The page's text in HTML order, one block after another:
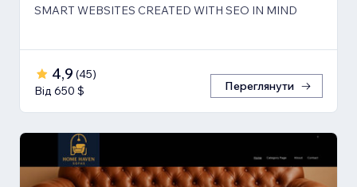
SMART WEBSITES CREATED WITH SEO IN MIND
4,9 (45)
Від 650 $
Переглянути